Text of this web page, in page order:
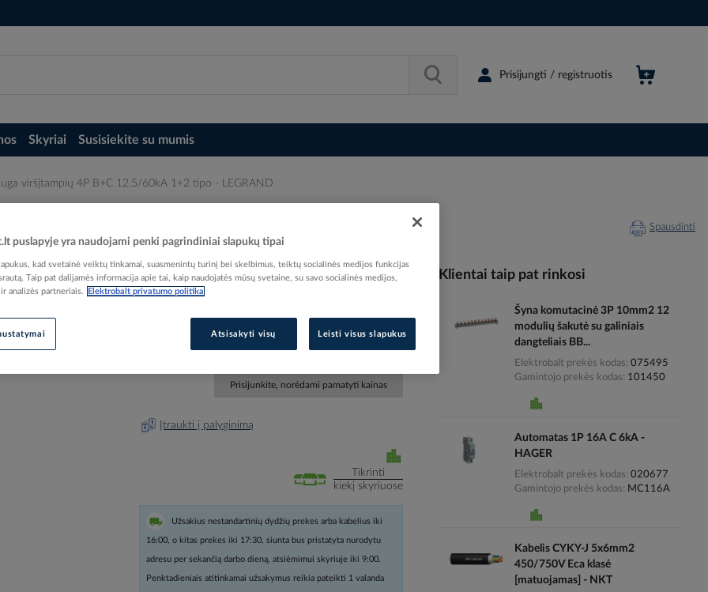
Prisijungti / registruotis
Skyriai Susisiekite su mumis
viršįtampių 4P B+C 12.5/60kA 1+2 tipo - LEGRAND
tipo - LEGRAND Spausdinti
3414970517425
Gamintojo prekės kodas
412273
Prisijunkite, norėdami pamatyti kainas
Įtraukti į palyginimą
Tikrinti
kiekį skyriuose
Užsakius nestandartinių dydžių prekes arba kabelius iki
16:00, o kitas prekes iki 17:30, siunta bus pristatyta nurodytu
adresu per sekančią darbo dieną, atsiėmimui skyriuje iki 9:00.
Penktadieniais atitinkamai užsakymus reikia pateikti 1 valanda
Klientai taip pat rinkosi
Šyna komutacinė 3P 10mm2 12
modulių šakutė su galiniais
dangteliais BB...
Elektrobalt prekės kodas 075495
Gamintojo prekės kodas
101450
Automatas 1P 16A C 6kA -
HAGER
Elektrobalt prekės kodas 020677
Gamintojo prekės kodas
MC116A
Kabelis CYKY-J 5x6mm2
450/750V Eca klasė
[matuojamas] - NKT
puslapyje yra naudojami penki pagrindiniai slapukų tipai
kad svetainė veiktų tinkamai, suasmenintų turinį bei skelbimus, teiktų socialinės medijos funkcijas
Taip pat dalijamės informacija apie tai, kaip naudojatės mūsų svetaine, su savo socialinės medijos,
analizės partneriais.
Elektrobalt privatumo politika
Atsisakyti visų Leisti visus slapukus